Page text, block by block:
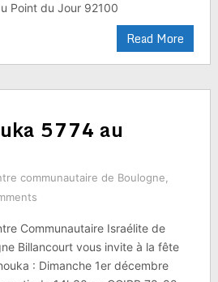
Point du Jour 92100
Read More
5774 au
communautaire de Boulogne
Communautaire Israélite de
Billancourt vous invite à la fête
: Dimanche 1er décembre